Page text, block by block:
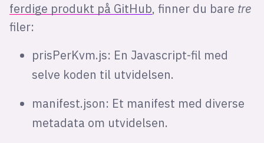
ferdige produkt på GitHub, finner du bare tre
filer:
prisPerKvm.js: En Javascript-fil med
selve koden til utvidelsen.
manifest.json: Et manifest med diverse
metadata om utvidelsen.